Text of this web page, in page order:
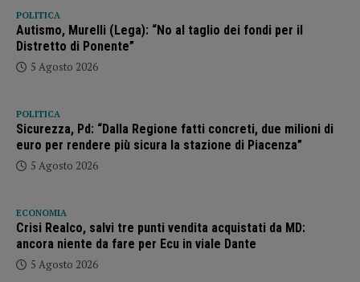
POLITICA
Autismo, Murelli (Lega): “No al taglio dei fondi per il
Distretto di Ponente”
5 Agosto 2026
POLITICA
Sicurezza, Pd: “Dalla Regione fatti concreti, due milioni di
euro per rendere più sicura la stazione di Piacenza”
5 Agosto 2026
ECONOMIA
Crisi Realco, salvi tre punti vendita acquistati da MD:
ancora niente da fare per Ecu in viale Dante
5 Agosto 2026